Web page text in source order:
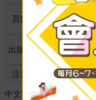
頁數 288
出版地 台灣
注音
中文書 ＞ 輕小說 ＞